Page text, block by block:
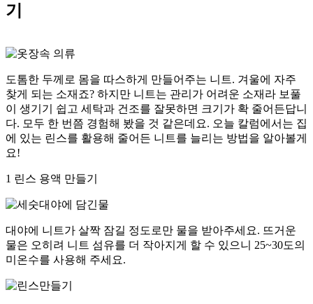
기
도톰한 두께로 몸을 따스하게 만들어주는 니트. 겨울에 자주
찾게 되는 소재죠? 하지만 니트는 관리가 어려운 소재라 보풀
이 생기기 쉽고 세탁과 건조를 잘못하면 크기가 확 줄어든답니
다. 모두 한 번쯤 경험해 봤을 것 같은데요. 오늘 칼럼에서는 집
에 있는 린스를 활용해 줄어든 니트를 늘리는 방법을 알아볼게
요!
1 린스 용액 만들기
대야에 니트가 살짝 잠길 정도로만 물을 받아주세요. 뜨거운
물은 오히려 니트 섬유를 더 작아지게 할 수 있으니 25~30도의
미온수를 사용해 주세요.